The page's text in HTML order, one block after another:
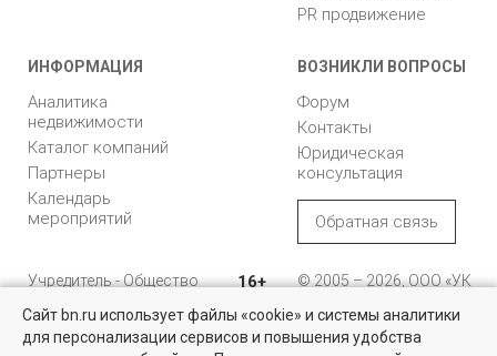
Недвижимость для бизнеса
PR продвижение
ИНФОРМАЦИЯ
Аналитика
недвижимости
Каталог компаний
Партнеры
Календарь
мероприятий
ВОЗНИКЛИ ВОПРОСЫ
Форум
Контакты
Юридическая
консультация
Обратная связь
Учредитель - Общество
ответственностью
"Управляющая
компания "Бюллетень
16+
© 2005 – 2026, ООО «УК
196105, Санкт-
Петербург, пр. Юрия
Сайт bn.ru использует файлы «cookie» и системы аналитики
для персонализации сервисов и повышения удобства